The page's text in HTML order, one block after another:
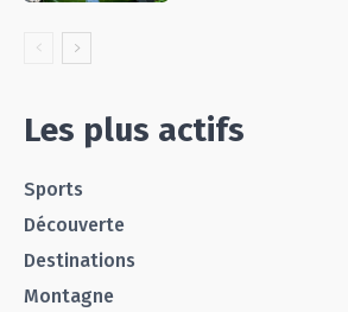
Les plus actifs
Sports
Découverte
Destinations
Montagne